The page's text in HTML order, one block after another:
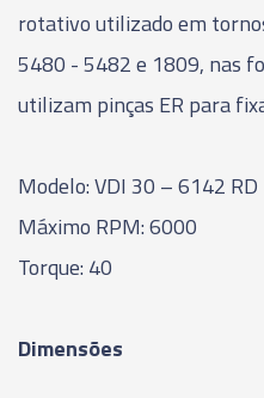
rotativo utilizado em
5480 - 5482 e 1809, nas
utilizam pinças ER para
Modelo: VDI 30 – 6142 RD
Máximo RPM: 6000
Torque: 40
Dimensões